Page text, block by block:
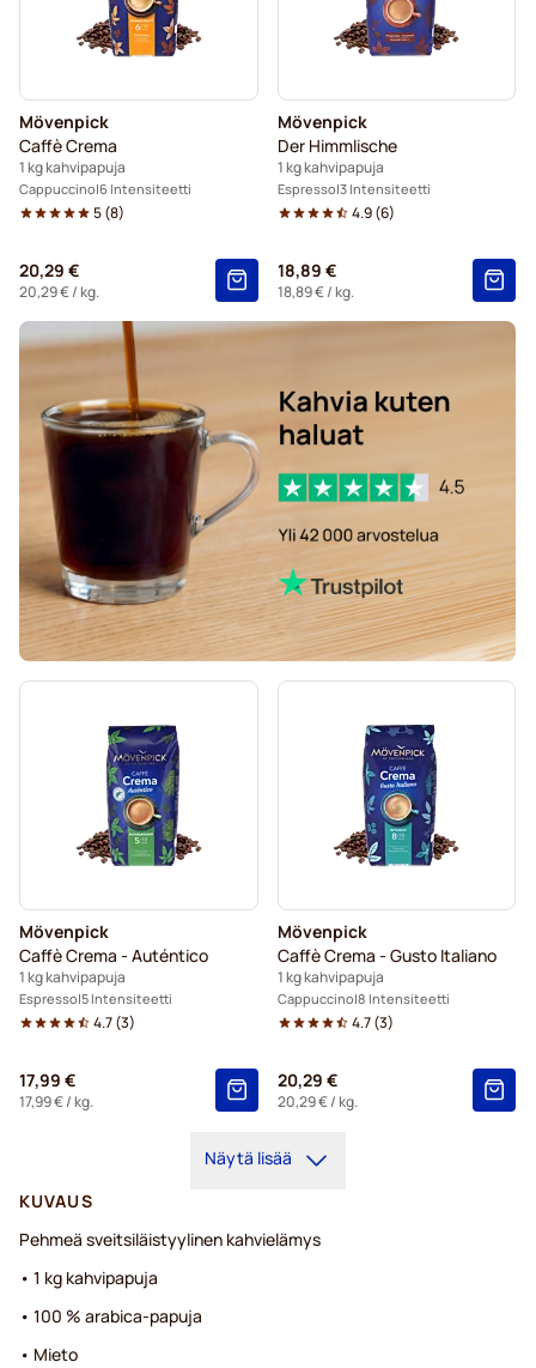
Mövenpick
Caffè Crema
1 kg kahvipapuja
Cappuccino 6 Intensiteetti
5(8)
20,29 €
20,29 €/ kg.
Mövenpick
Der Himmlische
1 kg kahvipapuja
Espresso 3 Intensiteetti
4.9(6)
18,89 €
18,89 €/ kg.
Mövenpick
Caffè Crema - Auténtico
1 kg kahvipapuja
Espresso 5 Intensiteetti
4.7(3)
17,99 €
17,99 €/ kg.
Mövenpick
Caffè Crema - Gusto Italiano
1 kg kahvipapuja
Cappuccino 8 Intensiteetti
4.7(3)
20,29 €
20,29 €/ kg.
Näytä lisää
KUVAUS
Pehmeä sveitsiläistyylinen kahvielämys
• 1 kg kahvipapuja
• 100 % arabica-papuja
• Mieto